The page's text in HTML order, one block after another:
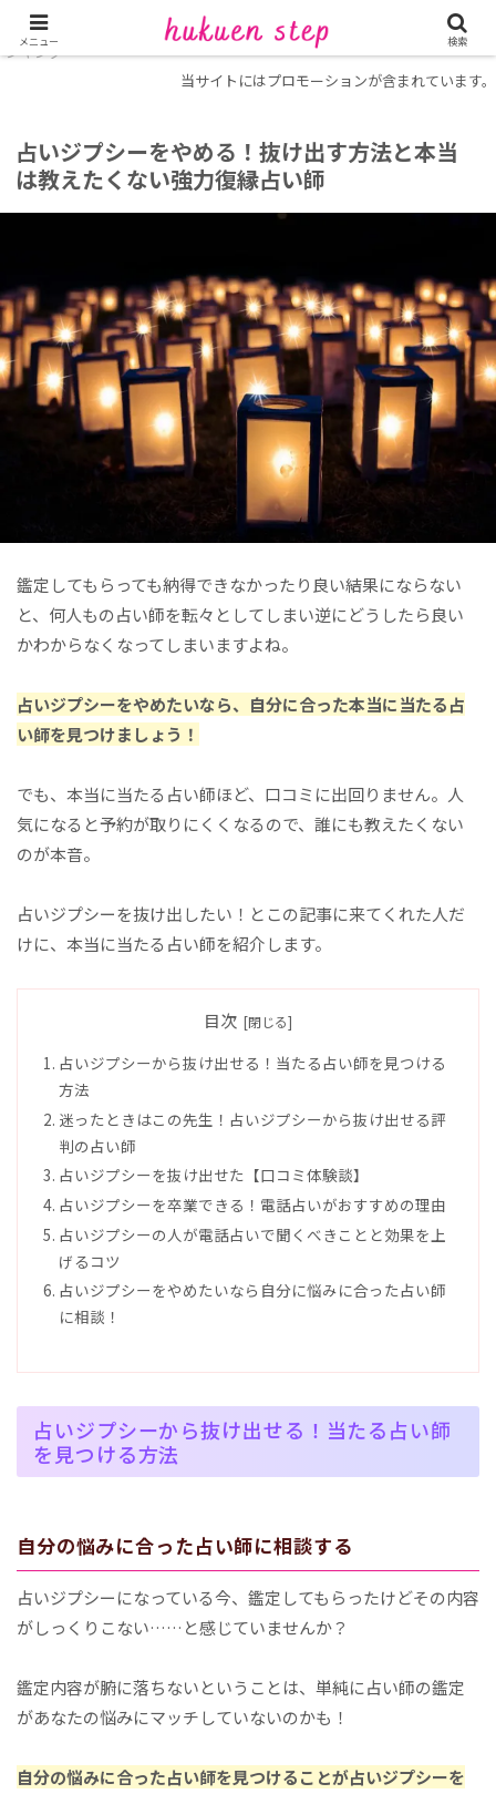
ホーム 復縁に強い電話占い
【目的別】当たる占い師ラ
ンキング
当サイトにはプロモーションが含まれています。
占いジプシーをやめる！抜け出す方法と本当
は教えたくない強力復縁占い師
鑑定してもらっても納得できなかったり良い結果にならない
と、何人もの占い師を転々としてしまい逆にどうしたら良い
かわからなくなってしまいますよね。
占いジプシーをやめたいなら、自分に合った本当に当たる占
い師を見つけましょう！
でも、本当に当たる占い師ほど、口コミに出回りません。人
気になると予約が取りにくくなるので、誰にも教えたくない
のが本音。
占いジプシーを抜け出したい！とこの記事に来てくれた人だ
けに、本当に当たる占い師を紹介します。
目次
占いジプシーから抜け出せる！当たる占い師を見つける
方法
迷ったときはこの先生！占いジプシーから抜け出せる評
判の占い師
占いジプシーを抜け出せた【口コミ体験談】
占いジプシーを卒業できる！電話占いがおすすめの理由
占いジプシーの人が電話占いで聞くべきことと効果を上
げるコツ
占いジプシーをやめたいなら自分に悩みに合った占い師
に相談！
占いジプシーから抜け出せる！当たる占い師
を見つける方法
自分の悩みに合った占い師に相談する
占いジプシーになっている今、鑑定してもらったけどその内容
がしっくりこない……と感じていませんか？
鑑定内容が腑に落ちないということは、単純に占い師の鑑定
があなたの悩みにマッチしていないのかも！
自分の悩みに合った占い師を見つけることが占いジプシーを
メニュー 検索